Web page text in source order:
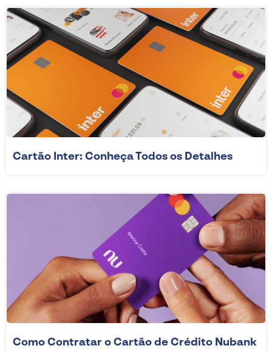
Cartão Inter: Conheça Todos os Detalhes
Como Contratar o Cartão de Crédito Nubank